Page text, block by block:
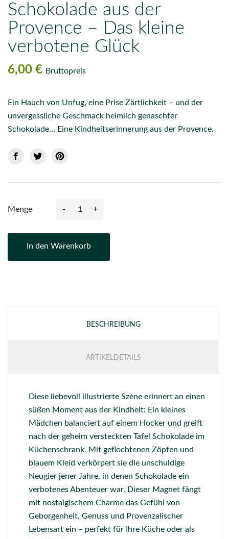
Schokolade aus der
Provence – Das kleine
verbotene Glück
6,00 € Bruttopreis
Ein Hauch von Unfug, eine Prise Zärtlichkeit – und der
unvergessliche Geschmack heimlich genaschter
Schokolade… Eine Kindheitserinnerung aus der Provence.
Menge - +
In den Warenkorb
BESCHREIBUNG
ARTIKELDETAILS
Diese liebevoll illustrierte Szene erinnert an einen
süßen Moment aus der Kindheit: Ein kleines
Mädchen balanciert auf einem Hocker und greift
nach der geheim versteckten Tafel Schokolade im
Küchenschrank. Mit geflochtenen Zöpfen und
blauem Kleid verkörpert sie die unschuldige
Neugier jener Jahre, in denen Schokolade ein
verbotenes Abenteuer war. Dieser Magnet fängt
mit nostalgischem Charme das Gefühl von
Geborgenheit, Genuss und Provenzalischer
Lebensart ein – perfekt für Ihre Küche oder als